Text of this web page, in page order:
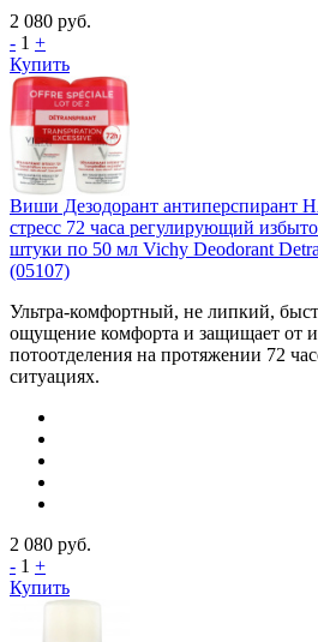
2 080 руб.
- 1 +
Купить
Виши Дезодорант
стресс 72 часа регулирующий
штуки по 50 мл Vichy Deodorant
(05107)
Ультра-комфортный, не липкий,
ощущение комфорта и защищает от
потоотделения на протяжении 72
ситуациях.
2 080 руб.
- 1 +
Купить